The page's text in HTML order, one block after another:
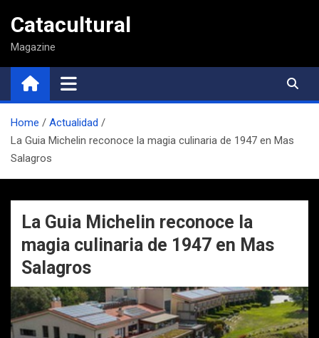
contenido
Catacultural
Magazine
Home
Actualidad
La Guia Michelin reconoce la magia culinaria de 1947 en Mas
Salagros
La Guia Michelin reconoce la
magia culinaria de 1947 en Mas
Salagros